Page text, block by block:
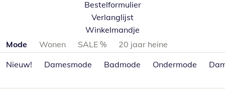
Bestelformulier
Verlanglijst
Winkelmandje
Productcategorieën overslaan
Mode Wonen SALE %
20 jaar heine
Nieuw!
Damesmode Badmode Ondermode